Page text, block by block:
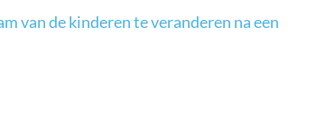
van de kinderen te veranderen na een